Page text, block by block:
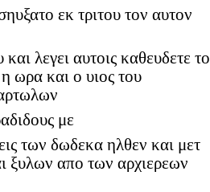
εκ τριτου τον αυτον
λεγει αυτοις καθευδετε το
ωρα και ο υιος του
με
των δωδεκα ηλθεν και μετ
ξυλων απο των αρχιερεων